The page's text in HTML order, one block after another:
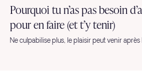
Pourquoi tu n’as pas besoin
pour en faire (et t’y tenir)
Ne culpabilise plus, le plaisir peut venir après